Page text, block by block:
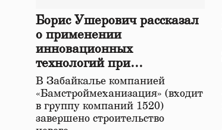
Борис Ушерович рассказал
о применении
инновационных
технологий при
строительстве нового моста
в Забайкалье
В Забайкалье компанией
«Бамстроймеханизация» (входит
в группу компаний 1520)
завершено строительство